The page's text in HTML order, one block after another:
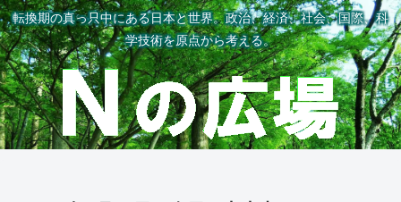
転換期の真っ只中にある日本と世界。政治、経済、社会、国際、科
学技術を原点から考える。